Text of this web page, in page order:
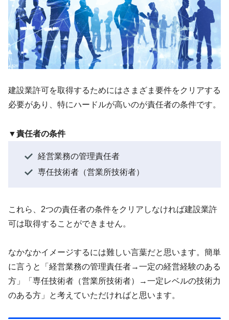
建設業許可を取得するためにはさまざま要件をクリアする
必要があり、特にハードルが高いのが責任者の条件です。
▼責任者の条件
経営業務の管理責任者
専任技術者（営業所技術者）
これら、2つの責任者の条件をクリアしなければ建設業許
可は取得することができません。
なかなかイメージするには難しい言葉だと思います。簡単
に言うと「経営業務の管理責任者→一定の経営経験のある
方」「専任技術者（営業所技術者）→一定レベルの技術力
のある方」と考えていただければと思います。